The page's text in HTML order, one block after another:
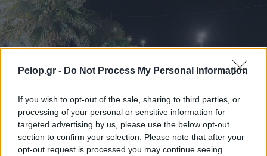
Pelop.gr - Do Not Process My Personal Information
If you wish to opt-out of the sale, sharing to third parties, or
processing of your personal or sensitive information for
targeted advertising by us, please use the below opt-out
section to confirm your selection. Please note that after your
opt-out request is processed you may continue seeing
Mουσική βραδιά από τον Πολιτιστικό Σύλλογο στα
Βαλιμίτικα ΒΙΝΤΕΟ-ΦΩΤΟ